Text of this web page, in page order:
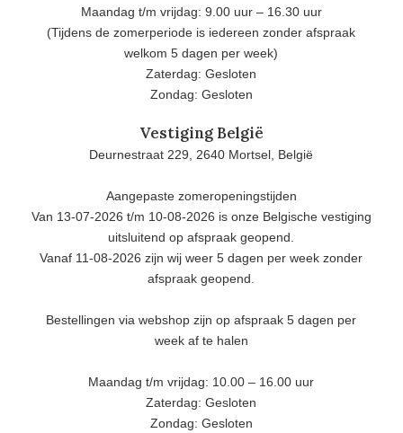
Maandag t/m vrijdag: 9.00 uur – 16.30 uur
(Tijdens de zomerperiode is iedereen zonder afspraak
welkom 5 dagen per week)
Zaterdag: Gesloten
Zondag: Gesloten
Vestiging België
Deurnestraat 229, 2640 Mortsel, België
Aangepaste zomeropeningstijden
Van 13-07-2026 t/m 10-08-2026 is onze Belgische vestiging
uitsluitend op afspraak geopend.
Vanaf 11-08-2026 zijn wij weer 5 dagen per week zonder
afspraak geopend.
Bestellingen via webshop zijn op afspraak 5 dagen per
week af te halen
Maandag t/m vrijdag: 10.00 – 16.00 uur
Zaterdag: Gesloten
Zondag: Gesloten